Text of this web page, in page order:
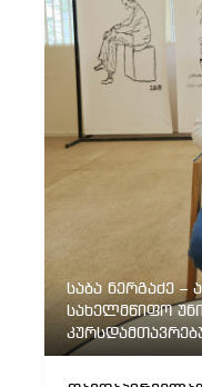
საბა ნერგაძე –
სახელმწიფო